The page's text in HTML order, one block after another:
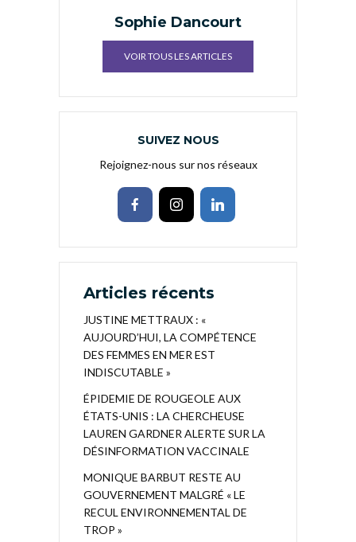
Sophie Dancourt
VOIR TOUS LES ARTICLES
SUIVEZ NOUS
Rejoignez-nous sur nos réseaux
Articles récents
JUSTINE METTRAUX : «
AUJOURD’HUI, LA COMPÉTENCE
DES FEMMES EN MER EST
INDISCUTABLE »
ÉPIDEMIE DE ROUGEOLE AUX
ÉTATS-UNIS : LA CHERCHEUSE
LAUREN GARDNER ALERTE SUR LA
DÉSINFORMATION VACCINALE
MONIQUE BARBUT RESTE AU
GOUVERNEMENT MALGRÉ « LE
RECUL ENVIRONNEMENTAL DE
TROP »